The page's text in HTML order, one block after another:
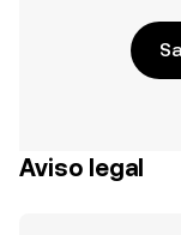
Aviso legal